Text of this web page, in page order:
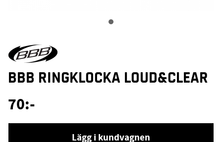
BBB RINGKLOCKA LOUD&CLEAR
70:-
Lägg i kundvagnen